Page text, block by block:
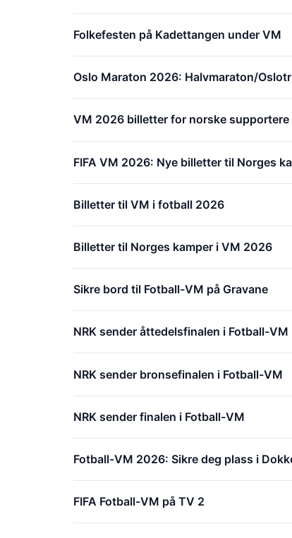
Folkefesten på Kadettangen under VM
Oslo Maraton 2026: Halvmaraton/
VM 2026 billetter for norske supportere
FIFA VM 2026: Nye billetter til Norges
Billetter til VM i fotball 2026
Billetter til Norges kamper i VM 2026
Sikre bord til Fotball-VM på Gravane
NRK sender åttedelsfinalen i Fotball-VM
NRK sender bronsefinalen i Fotball-VM
NRK sender finalen i Fotball-VM
Fotball-VM 2026: Sikre deg plass i
FIFA Fotball-VM på TV 2